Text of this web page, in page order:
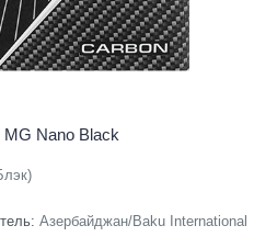
MG Nano Black
Азербайджан/Baku International